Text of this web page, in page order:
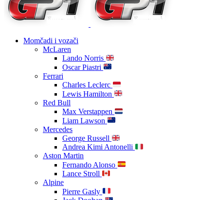
Momčadi i vozači
McLaren
Lando Norris
Oscar Piastri
Ferrari
Charles Leclerc
Lewis Hamilton
Red Bull
Max Verstappen
Liam Lawson
Mercedes
George Russell
Andrea Kimi Antonelli
Aston Martin
Fernando Alonso
Lance Stroll
Alpine
Pierre Gasly